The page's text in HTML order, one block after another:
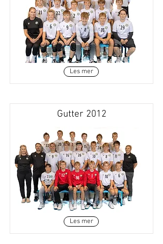
Les mer
Gutter 2012
Les mer